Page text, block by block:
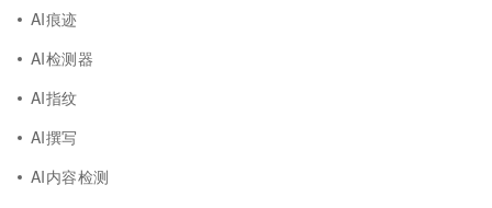
AI痕迹
AI检测器
AI指纹
AI撰写
AI内容检测